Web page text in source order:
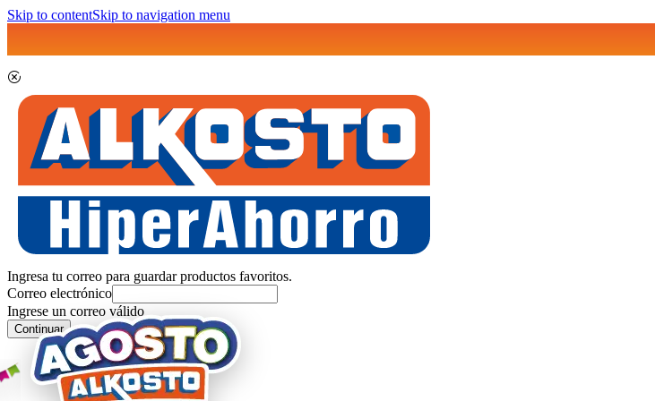
Skip to contentSkip to navigation menu
Ingresa tu correo para guardar productos favoritos.
Correo electrónico
Ingrese un correo válido
Continuar